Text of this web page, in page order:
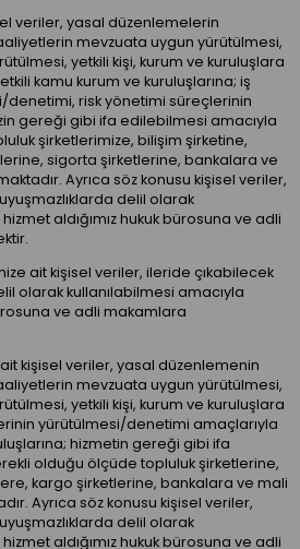
veriler, yasal düzenlemelerin
mevzuata uygun yürütülmesi,
yetkili kişi, kurum ve kuruluşlara
kamu kurum ve kuruluşlarına; iş
risk yönetimi süreçlerinin
gereği gibi ifa edilebilmesi amacıyla
şirketlerimize, bilişim şirketine,
sigorta şirketlerine, bankalara ve
Ayrıca söz konusu kişisel veriler,
delil olarak
aldığımız hukuk bürosuna ve adli
ait kişisel veriler, ileride çıkabilecek
olarak kullanılabilmesi amacıyla
ve adli makamlara
ait kişisel veriler, yasal düzenlemenin
mevzuata uygun yürütülmesi,
yetkili kişi, kurum ve kuruluşlara
yürütülmesi/denetimi amaçlarıyla
hizmetin gereği gibi ifa
olduğu ölçüde topluluk şirketlerine,
kargo şirketlerine, bankalara ve mali
Ayrıca söz konusu kişisel veriler,
delil olarak
aldığımız hukuk bürosuna ve adli